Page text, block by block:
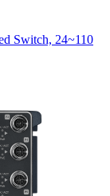
Switch, 24~110